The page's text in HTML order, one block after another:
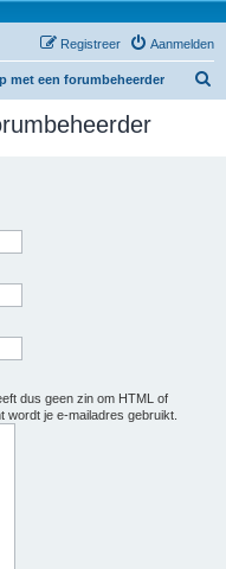
Aanmelden
Registreer
met een forumbeheerder
dus geen zin om HTML of
wordt je e-mailadres gebruikt.